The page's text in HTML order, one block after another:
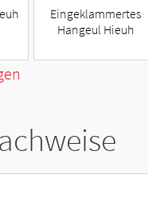
Eingeklammertes
Hangeul Hieuh